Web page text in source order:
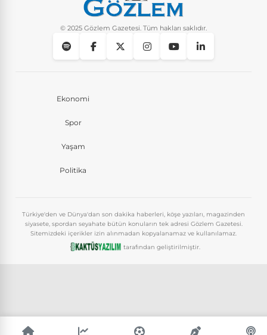
© 2025 Gözlem Gazetesi. Tüm hakları saklıdır.
Ekonomi
Spor
Yaşam
Politika
Türkiye'den ve Dünya'dan son dakika haberleri, köşe yazıları, magazinden
siyasete, spordan seyahate bütün konuların tek adresi Gözlem Gazetesi.
Sitemizdeki içerikler izin alınmadan kopyalanamaz ve kullanılamaz.
tarafından geliştirilmiştir.